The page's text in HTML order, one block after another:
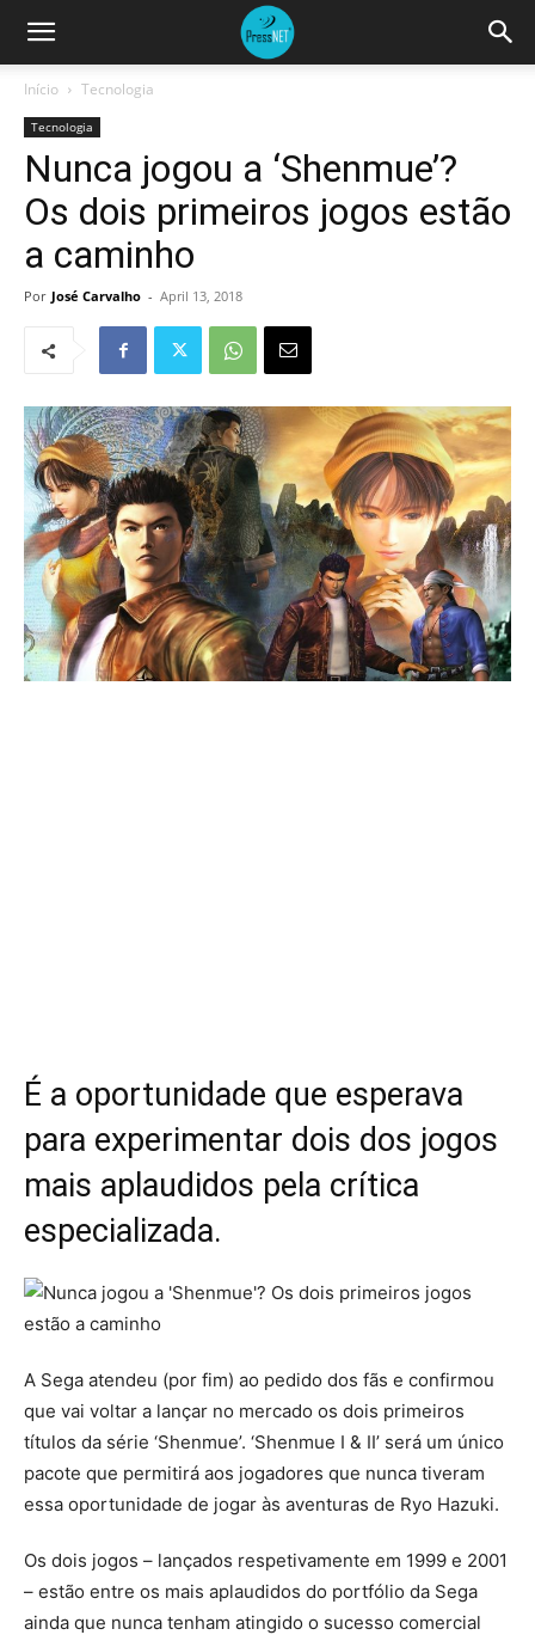
Início Tecnologia
Tecnologia
Nunca jogou a ‘Shenmue’?
Os dois primeiros jogos estão
a caminho
Por José Carvalho - April 13, 2018
É a oportunidade que esperava
para experimentar dois dos jogos
mais aplaudidos pela crítica
especializada.
A Sega atendeu (por fim) ao pedido dos fãs e confirmou
que vai voltar a lançar no mercado os dois primeiros
títulos da série ‘Shenmue’. ‘Shenmue I & II’ será um único
pacote que permitirá aos jogadores que nunca tiveram
essa oportunidade de jogar às aventuras de Ryo Hazuki.
Os dois jogos – lançados respetivamente em 1999 e 2001
– estão entre os mais aplaudidos do portfólio da Sega
ainda que nunca tenham atingido o sucesso comercial